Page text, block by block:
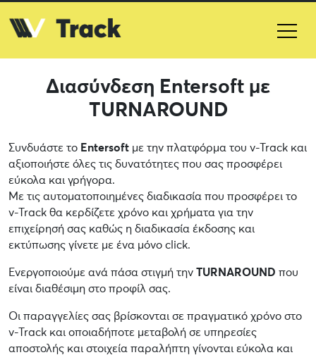
Διασύνδεση Entersoft με
TURNAROUND
Συνδυάστε το Entersoft με την πλατφόρμα του v-Track και
αξιοποιήστε όλες τις δυνατότητες που σας προσφέρει
εύκολα και γρήγορα.
Με τις αυτοματοποιημένες διαδικασία που προσφέρει το
v-Track θα κερδίζετε χρόνο και χρήματα για την
επιχείρησή σας καθώς η διαδικασία έκδοσης και
εκτύπωσης γίνετε με ένα μόνο click.
Ενεργοποιούμε ανά πάσα στιγμή την TURNAROUND που
είναι διαθέσιμη στο προφίλ σας.
Οι παραγγελίες σας βρίσκονται σε πραγματικό χρόνο στο
v-Track και οποιαδήποτε μεταβολή σε υπηρεσίες
αποστολής και στοιχεία παραλήπτη γίνονται εύκολα και